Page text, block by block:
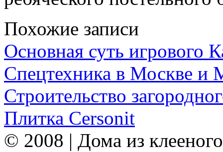
Похожие записи
Основная суть игрового
Спецтехника в Москве и
Строительство
Плитка Cersonit
© 2008 | Дома из